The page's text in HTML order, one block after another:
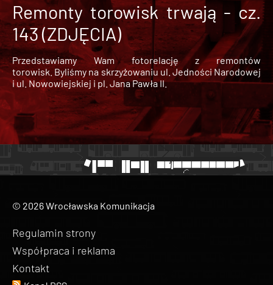
Remonty torowisk trwają - cz.
143 (ZDJĘCIA)
Przedstawiamy Wam fotorelację z remontów
torowisk. Byliśmy na skrzyżowaniu ul. Jedności Narodowej
i ul. Nowowiejskiej i pl. Jana Pawła II.
© 2026 Wrocławska Komunikacja
Regulamin strony
Współpraca i reklama
Kontakt